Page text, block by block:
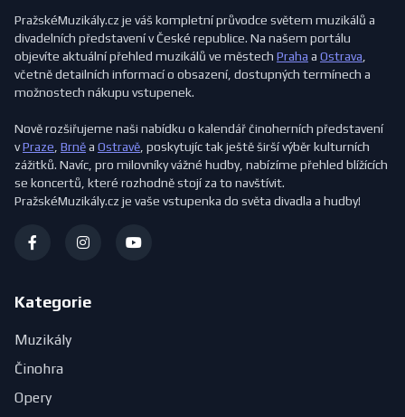
PražskéMuzikály.cz je váš kompletní průvodce světem muzikálů a
divadelních představení v České republice. Na našem portálu
objevíte aktuální přehled muzikálů ve městech Praha a Ostrava,
včetně detailních informací o obsazení, dostupných termínech a
možnostech nákupu vstupenek.
Nově rozšiřujeme naši nabídku o kalendář činoherních představení
vPraze, Brněa Ostravě, poskytujíc tak ještě širší výběr kulturních
zážitků. Navíc, pro milovníky vážné hudby, nabízíme přehled blížících
se koncertů, které rozhodně stojí za to navštívit.
PražskéMuzikály.cz je vaše vstupenka do světa divadla a hudby!
Kategorie
Muzikály
Činohra
Opery